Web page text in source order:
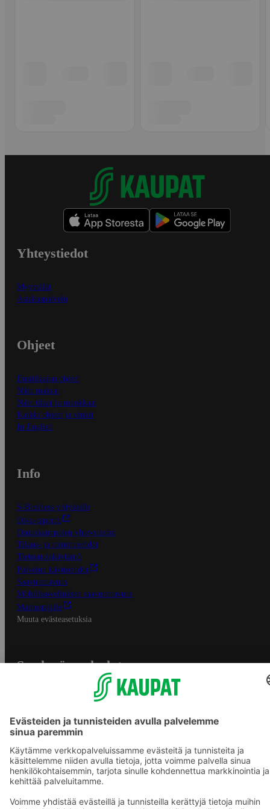
Yhteystiedot
Myymälät
Asiakaspalvelu
Ohjeet
Ensitilaajan ohjeet
Näin maksat
Näin tilaat ja muokkaat
Kaikki ohjeet ja vinkit
In English
Info
S-Business yrityksille
Oiva-raportit
Osuuskauppojen yhteystiedot
Tilaus- ja toimitusehdot
Tietosuojakäytäntö
Palvelun käyttöehdot
Saavutettavuus
Mobiilisovelluksen saavutettavuus
Mainostajalle
Muuta evästeasetuksia
S-ryhmän palvelut
Yhteishyvä Ruoka -sovellus
S-ostoslista -sovellus
Prisma.fi
Sokos.fi
S-Pankki
Sokos Hotels